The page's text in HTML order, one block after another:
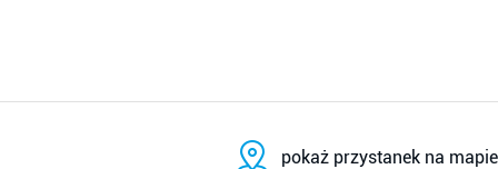
pokaż przystanek na mapie